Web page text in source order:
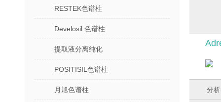
RESTEK色谱柱
Develosil 色谱柱
提取液分离纯化
POSITISIL色谱柱
月旭色谱柱 分